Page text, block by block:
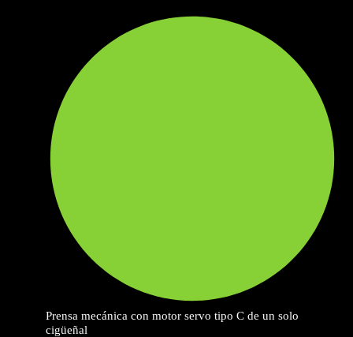
Prensa mecánica con motor servo tipo C de un solo
cigüeñal